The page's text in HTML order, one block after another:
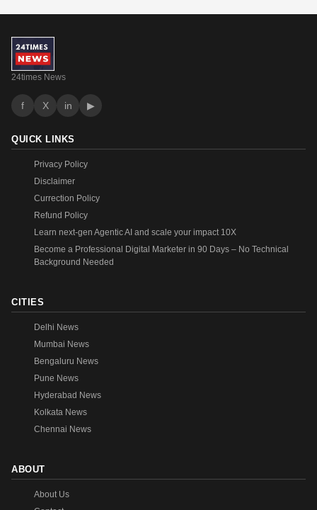
24times News
f X in ▶
QUICK LINKS
Privacy Policy
Disclaimer
Currection Policy
Refund Policy
Learn next-gen Agentic AI and scale your impact 10X
Become a Professional Digital Marketer in 90 Days – No Technical
Background Needed
CITIES
Delhi News
Mumbai News
Bengaluru News
Pune News
Hyderabad News
Kolkata News
Chennai News
ABOUT
About Us